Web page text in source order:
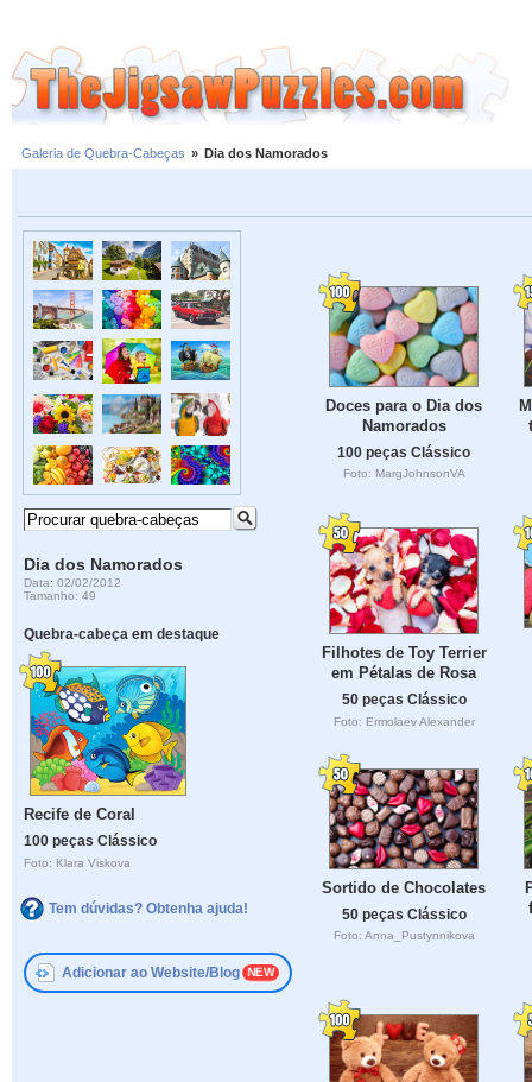
Galeria de Quebra-Cabeças » Dia dos Namorados
Dia dos Namorados
Data: 02/02/2012
Tamanho: 49
Quebra-cabeça em destaque
Recife de Coral
100 peças Clássico
Foto: Klara Viskova
Tem dúvidas? Obtenha ajuda!
Adicionar ao Website/Blog
Doces para o Dia dos
Namorados
100 peças Clássico
Foto: MargJohnsonVA
Filhotes de Toy Terrier
em Pétalas de Rosa
50 peças Clássico
Foto: Ermolaev Alexander
Sortido de Chocolates
50 peças Clássico
Foto: Anna_Pustynnikova